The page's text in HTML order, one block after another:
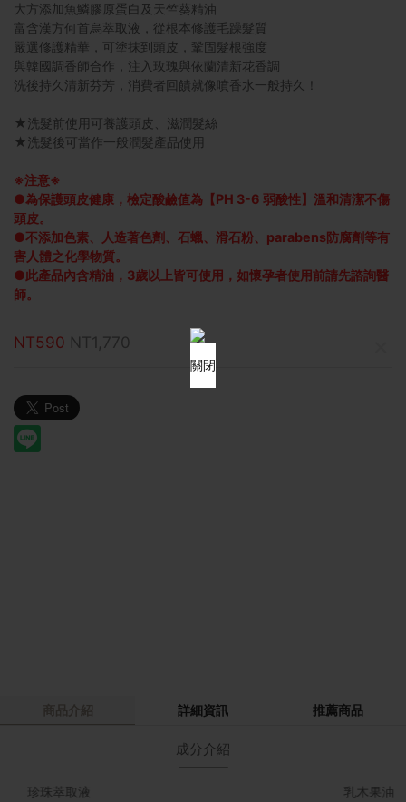
關閉
大方添加魚鱗膠原蛋白及天竺葵精油
富含漢方何首烏萃取液，從根本修護毛躁髮質
嚴選修護精華，可塗抹到頭皮，鞏固髮根強度
與韓國調香師合作，注入玫瑰與依蘭清新花香調
洗後持久清新芬芳，消費者回饋就像噴香水一般持久！
★洗髮前使用可養護頭皮、滋潤髮絲
★洗髮後可當作一般潤髮產品使用
※注意※
●為保護頭皮健康，檢定酸鹼值為【PH 3-6 弱酸性】溫和清潔不傷
頭皮。
●不添加色素、人造著色劑、石蠟、滑石粉、parabens防腐劑等有
害人體之化學物質。
●此產品內含精油，3歲以上皆可使用，如懷孕者使用前請先諮詢醫
師。
NT590 NT1,770
詳細資訊 推薦商品
成分介紹
珍珠萃取液 乳木果油